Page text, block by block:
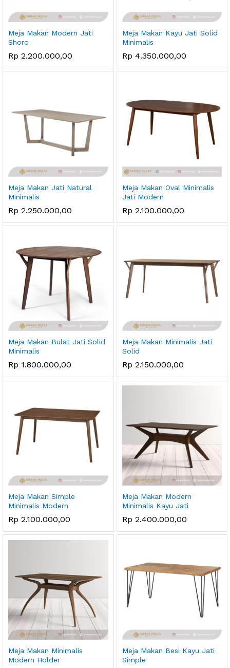
Meja Makan Modern Jati
Shoro
Rp 2.200.000,00
Meja Makan Kayu Jati Solid
Minimalis
Rp 4.350.000,00
Meja Makan Jati Natural
Minimalis
Rp 2.250.000,00
Meja Makan Oval Minimalis
Jati Modern
Rp 2.100.000,00
Meja Makan Bulat Jati Solid
Minimalis
Rp 1.800.000,00
Meja Makan Minimalis Jati
Solid
Rp 2.150.000,00
Meja Makan Simple
Minimalis Modern
Rp 2.100.000,00
Meja Makan Modern
Minimalis Kayu Jati
Rp 2.400.000,00
Meja Makan Minimalis
Modern Holder
Meja Makan Besi Kayu Jati
Simple